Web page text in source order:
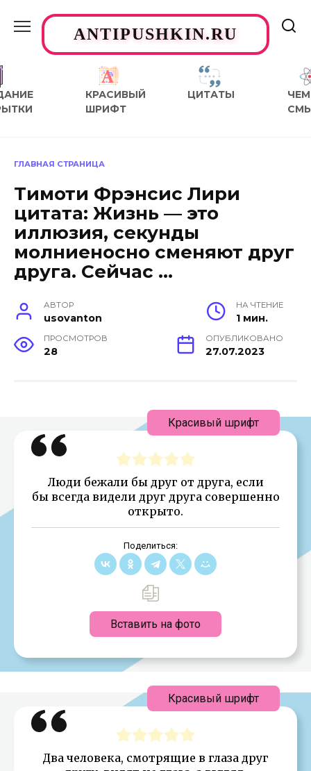
содержаниюANTIPUSHKIN.RU
КРАСИВЫЙ
ШРИФТ
ЦИТАТЫ
ЧЕМ
ГЛАВНАЯ СТРАНИЦА
Тимоти Фрэнсис Лири
цитата: Жизнь — это
иллюзия, секунды
молниеносно сменяют друг
друга. Сейчас …
АВТОР
usovanton
НА ЧТЕНИЕ
1 мин.
ПРОСМОТРОВ
28
ОПУБЛИКОВАНО
27.07.2023
Люди бежали бы друг от друга, если
бы всегда видели друг друга совершенно
открыто.
Поделиться:
Вставить на фото
Красивый шрифт
Два человека, смотрящие в глаза друг
Красивый шрифт